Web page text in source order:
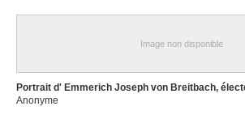
Image non disponible
Portrait d' Emmerich Joseph von Breitbach,
Anonyme